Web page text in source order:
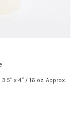
x 4″ / 16 oz. Approx.